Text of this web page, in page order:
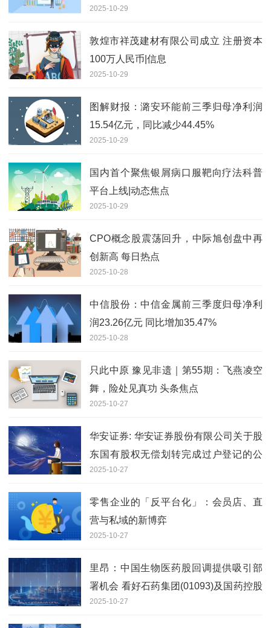
2025-10-29
敦煌市祥茂建材有限公司成立 注册资本
100万人民币|信息
2025-10-29
图解财报：潞安环能前三季归母净利润
15.54亿元，同比减少44.45%
2025-10-29
国内首个聚焦银屑病口服靶向疗法科普
平台上线|动态焦点
2025-10-29
CPO概念股震荡回升，中际旭创盘中再
创新高 每日热点
2025-10-28
中信股份：中信金属前三季度归母净利
润23.26亿元 同比增加35.47%
2025-10-28
只此中原 豫见非遗｜第55期：飞燕凌空
舞，险处见真功 头条焦点
2025-10-27
华安证券: 华安证券股份有限公司关于股
东国有股权无偿划转完成过户登记的公
告内容摘要
2025-10-27
零售企业的「反平台化」：会员店、直
营与私域的新博弈
2025-10-27
里昂：中国生物医药股回调提供吸引部
署机会 看好石药集团(01093)及国药控股
(01099)
2025-10-27